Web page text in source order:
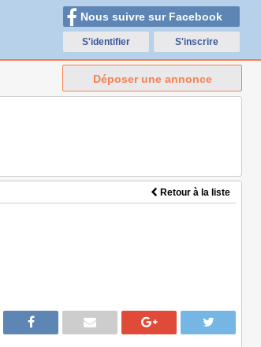
Nous suivre sur Facebook
S'identifier S'inscrire
Déposer une annonce
Retour à la liste